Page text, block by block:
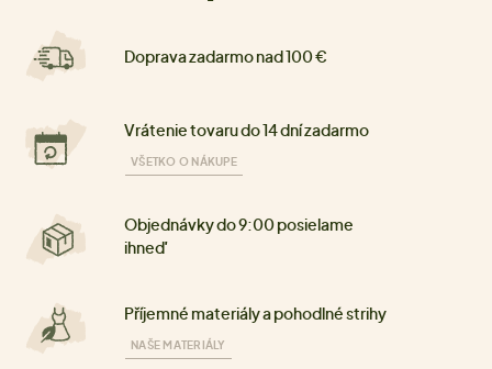
Doprava zadarmo nad 100 €
Vrátenie tovaru do 14 dní zadarmo
VŠETKO O NÁKUPE
Objednávky do 9:00 posielame
ihneď
Příjemné materiály a pohodlné strihy
NAŠE MATERIÁLY